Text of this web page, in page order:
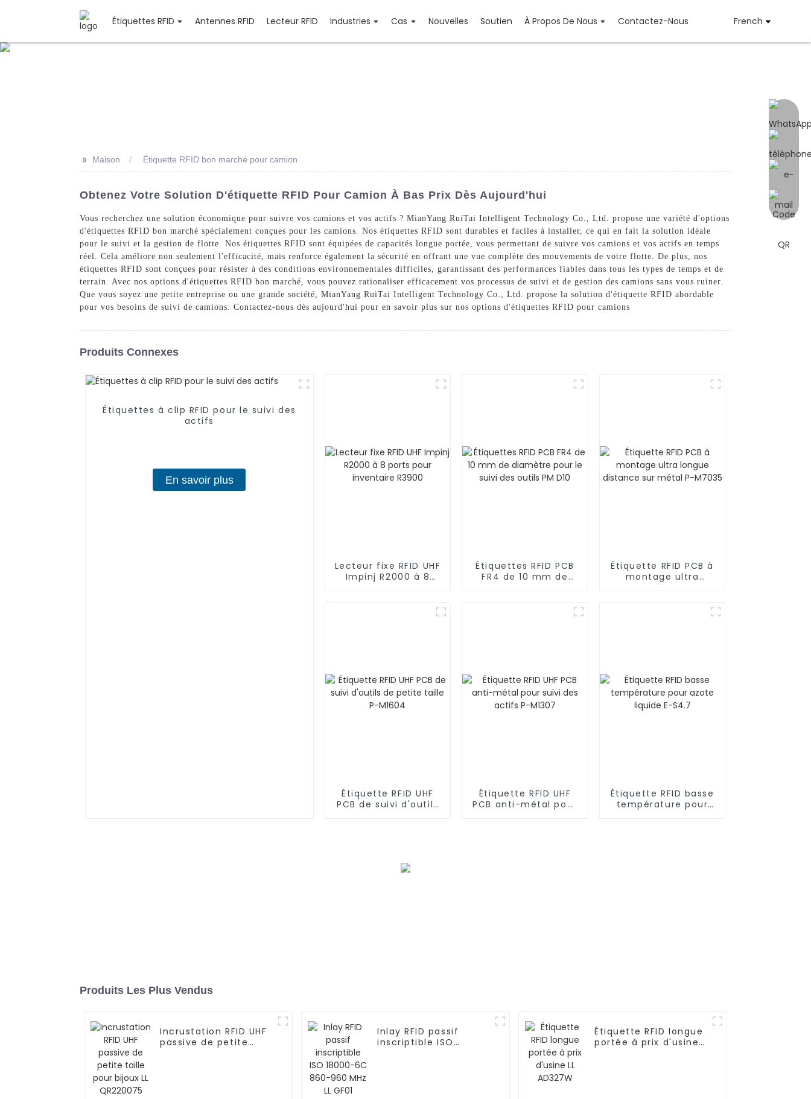
Étiquettes RFID Antennes RFID Lecteur RFID Industries Cas Nouvelles Soutien À Propos De Nous Contactez-Nous French
>> Maison Étiquette RFID bon marché pour camion
Obtenez Votre Solution D'étiquette RFID Pour Camion À Bas Prix Dès Aujourd'hui
Vous recherchez une solution économique pour suivre vos camions et vos actifs ? MianYang RuiTai Intelligent Technology Co., Ltd. propose une variété d'options
d'étiquettes RFID bon marché spécialement conçues pour les camions. Nos étiquettes RFID sont durables et faciles à installer, ce qui en fait la solution idéale
pour le suivi et la gestion de flotte. Nos étiquettes RFID sont équipées de capacités longue portée, vous permettant de suivre vos camions et vos actifs en temps
réel. Cela améliore non seulement l'efficacité, mais renforce également la sécurité en offrant une vue complète des mouvements de votre flotte. De plus, nos
étiquettes RFID sont conçues pour résister à des conditions environnementales difficiles, garantissant des performances fiables dans tous les types de temps et de
terrain. Avec nos options d'étiquettes RFID bon marché, vous pouvez rationaliser efficacement vos processus de suivi et de gestion des camions sans vous ruiner.
Que vous soyez une petite entreprise ou une grande société, MianYang RuiTai Intelligent Technology Co., Ltd. propose la solution d'étiquette RFID abordable
pour vos besoins de suivi de camions. Contactez-nous dès aujourd'hui pour en savoir plus sur nos options d'étiquettes RFID pour camions
Produits Connexes
Étiquettes à clip RFID pour le suivi des
actifs
En savoir plus
Lecteur fixe RFID UHF
Impinj R2000 à 8
Étiquettes RFID PCB
FR4 de 10 mm de
Étiquette RFID PCB à
montage ultra
Étiquette RFID UHF
PCB de suivi d'outils
Étiquette RFID UHF
PCB anti-métal pour
Étiquette RFID basse
température pour
Produits Les Plus Vendus
Incrustation RFID UHF
passive de petite
Inlay RFID passif
inscriptible ISO
Étiquette RFID longue
portée à prix d'usine